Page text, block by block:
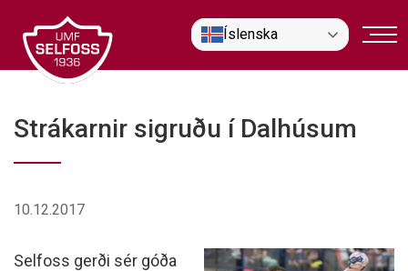
efni
Íslenska
Strákarnir sigruðu í Dalhúsum
10.12.2017
Selfoss gerði sér góða